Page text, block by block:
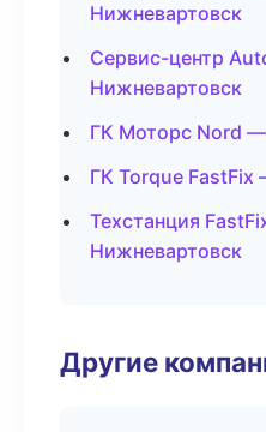
Нижневартовск
Сервис-центр
Нижневартовск
ГК Моторс Nord —
ГК Torque
Техстанция
Нижневартовск
Другие